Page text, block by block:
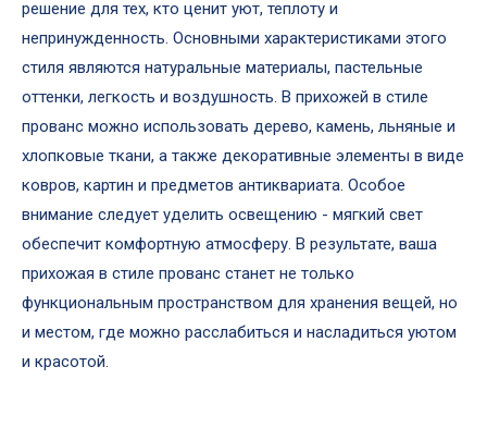
решение для тех, кто ценит уют, теплоту и
непринужденность. Основными характеристиками этого
стиля являются натуральные материалы, пастельные
оттенки, легкость и воздушность. В прихожей в стиле
прованс можно использовать дерево, камень, льняные и
хлопковые ткани, а также декоративные элементы в виде
ковров, картин и предметов антиквариата. Особое
внимание следует уделить освещению - мягкий свет
обеспечит комфортную атмосферу. В результате, ваша
прихожая в стиле прованс станет не только
функциональным пространством для хранения вещей, но
и местом, где можно расслабиться и насладиться уютом
и красотой.